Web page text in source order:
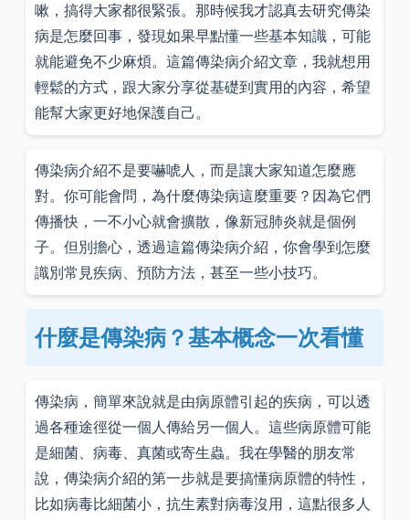
嗽，搞得大家都很緊張。那時候我才認真去研究傳染
病是怎麼回事，發現如果早點懂一些基本知識，可能
就能避免不少麻煩。這篇傳染病介紹文章，我就想用
輕鬆的方式，跟大家分享從基礎到實用的內容，希望
能幫大家更好地保護自己。
傳染病介紹不是要嚇唬人，而是讓大家知道怎麼應
對。你可能會問，為什麼傳染病這麼重要？因為它們
傳播快，一不小心就會擴散，像新冠肺炎就是個例
子。但別擔心，透過這篇傳染病介紹，你會學到怎麼
識別常見疾病、預防方法，甚至一些小技巧。
什麼是傳染病？基本概念一次看懂
傳染病，簡單來說就是由病原體引起的疾病，可以透
過各種途徑從一個人傳給另一個人。這些病原體可能
是細菌、病毒、真菌或寄生蟲。我在學醫的朋友常
說，傳染病介紹的第一步就是要搞懂病原體的特性，
比如病毒比細菌小，抗生素對病毒沒用，這點很多人